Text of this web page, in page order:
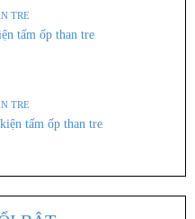
NHỰA NANO
TRE
tấm ốp than tre
TRE
tấm ốp than tre